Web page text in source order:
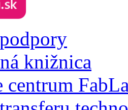
knižnica
centrum